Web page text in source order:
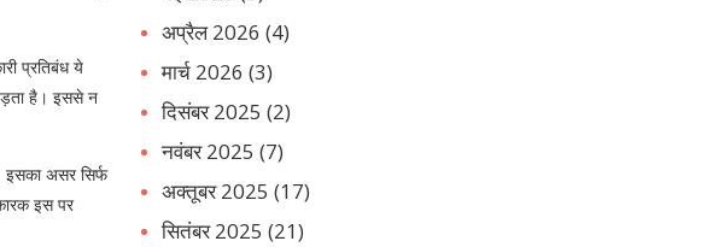
प्रतिबंध ये
है। इससे न
इसका असर सिर्फ
इस पर
अप्रैल 2026 (4)
मार्च 2026 (3)
दिसंबर 2025 (2)
नवंबर 2025 (7)
अक्तूबर 2025 (17)
सितंबर 2025 (21)